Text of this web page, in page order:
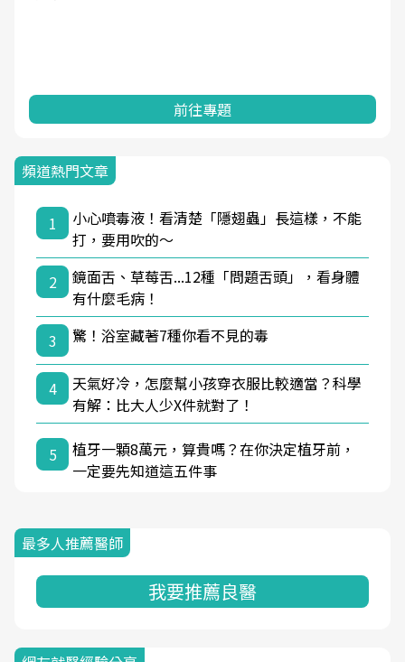
前往專題
頻道熱門文章
1
小心噴毒液！看清楚「隱翅蟲」長這樣，不能
打，要用吹的～
2
鏡面舌、草莓舌...12種「問題舌頭」，看身體
有什麼毛病！
3
驚！浴室藏著7種你看不見的毒
4
天氣好冷，怎麼幫小孩穿衣服比較適當？科學
有解：比大人少X件就對了！
5
植牙一顆8萬元，算貴嗎？在你決定植牙前，
一定要先知道這五件事
最多人推薦醫師
我要推薦良醫